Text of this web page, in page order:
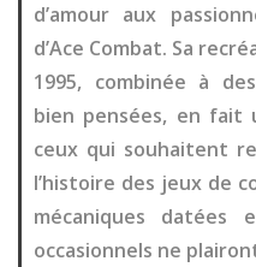
d’amour aux
d’Ace Combat. Sa
1995, combinée à
bien pensées, en
ceux qui souhaitent
l’histoire des jeux de
mécaniques
occasionnels ne